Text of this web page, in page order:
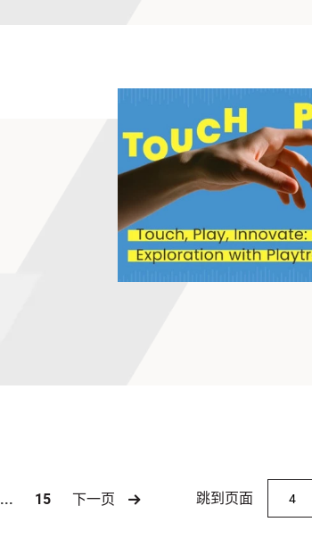
... 15 下一页 跳到页面